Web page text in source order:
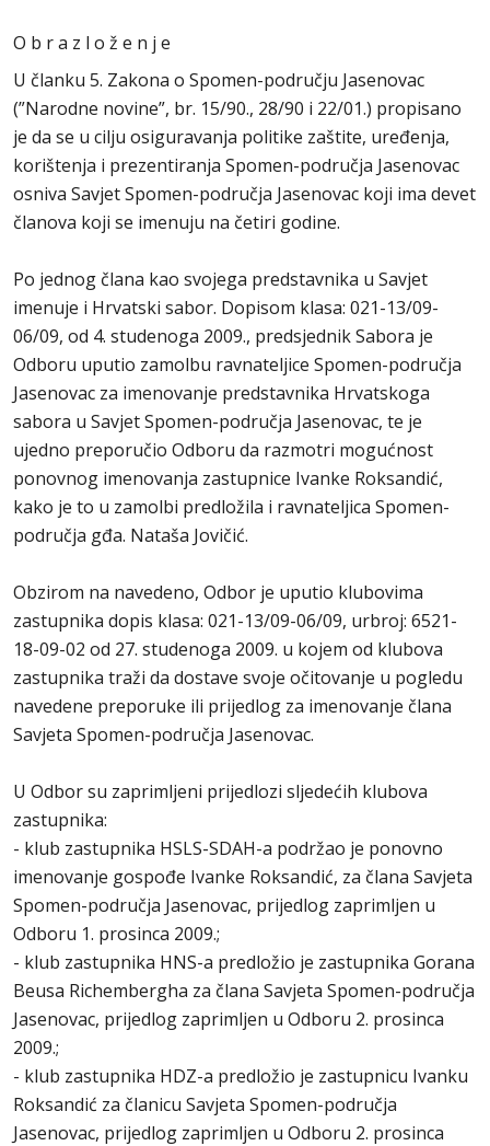
O b r a z l o ž e n j e
U članku 5. Zakona o Spomen-području Jasenovac
(”Narodne novine”, br. 15/90., 28/90 i 22/01.) propisano
je da se u cilju osiguravanja politike zaštite, uređenja,
korištenja i prezentiranja Spomen-područja Jasenovac
osniva Savjet Spomen-područja Jasenovac koji ima devet
članova koji se imenuju na četiri godine.
Po jednog člana kao svojega predstavnika u Savjet
imenuje i Hrvatski sabor. Dopisom klasa: 021-13/09-
06/09, od 4. studenoga 2009., predsjednik Sabora je
Odboru uputio zamolbu ravnateljice Spomen-područja
Jasenovac za imenovanje predstavnika Hrvatskoga
sabora u Savjet Spomen-područja Jasenovac, te je
ujedno preporučio Odboru da razmotri mogućnost
ponovnog imenovanja zastupnice Ivanke Roksandić,
kako je to u zamolbi predložila i ravnateljica Spomen-
područja gđa. Nataša Jovičić.
Obzirom na navedeno, Odbor je uputio klubovima
zastupnika dopis klasa: 021-13/09-06/09, urbroj: 6521-
18-09-02 od 27. studenoga 2009. u kojem od klubova
zastupnika traži da dostave svoje očitovanje u pogledu
navedene preporuke ili prijedlog za imenovanje člana
Savjeta Spomen-područja Jasenovac.
U Odbor su zaprimljeni prijedlozi sljedećih klubova
zastupnika:
- klub zastupnika HSLS-SDAH-a podržao je ponovno
imenovanje gospođe Ivanke Roksandić, za člana Savjeta
Spomen-područja Jasenovac, prijedlog zaprimljen u
Odboru 1. prosinca 2009.;
- klub zastupnika HNS-a predložio je zastupnika Gorana
Beusa Richembergha za člana Savjeta Spomen-područja
Jasenovac, prijedlog zaprimljen u Odboru 2. prosinca
2009.;
- klub zastupnika HDZ-a predložio je zastupnicu Ivanku
Roksandić za članicu Savjeta Spomen-područja
Jasenovac, prijedlog zaprimljen u Odboru 2. prosinca